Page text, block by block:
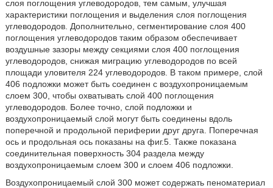
слоя поглощения углеводородов, тем самым, улучшая
характеристики поглощения и выделения слоя поглощения
углеводородов. Дополнительно, сегментирование слоя 400
поглощения углеводородов таким образом обеспечивает
воздушные зазоры между секциями слоя 400 поглощения
углеводородов, снижая миграцию углеводородов по всей
площади уловителя 224 углеводородов. В таком примере, слой
406 подложки может быть соединен с воздухопроницаемым
слоем 300, чтобы охватывать слой 400 поглощения
углеводородов. Более точно, слой подложки и
воздухопроницаемый слой могут быть соединены вдоль
поперечной и продольной периферии друг друга. Поперечная
ось и продольная ось показаны на фиг.5. Также показана
соединительная поверхность 304 раздела между
воздухопроницаемым слоем 300 и слоем 406 подложки.
Воздухопроницаемый слой 300 может содержать пеноматериал